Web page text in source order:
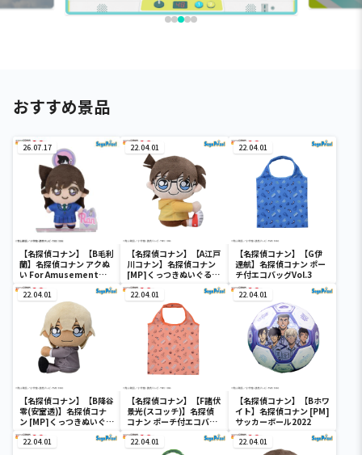
おすすめ景品
26.07.17
【名探偵コナン】【B毛利
蘭】名探偵コナン アクぬ
い For Amusement
Vol.1（EX）
22.04.01
【名探偵コナン】【A江戸
川コナン】名探偵コナン
[MP]くっつきぬいぐる
み“コナン&降谷&高木&
佐藤”
22.04.01
【名探偵コナン】【G伊
達航】名探偵コナン ポー
チ付エコバッグVol.3
22.04.01
【名探偵コナン】【B降谷
零(安室透)】名探偵コナ
ン [MP]くっつきぬいぐる
み“コナン&降谷&高木&
佐藤”
22.04.01
【名探偵コナン】【F諸伏
景光(スコッチ)】名探偵
コナン ポーチ付エコバッ
グVol.3
22.04.01
【名探偵コナン】【Bホワ
イト】名探偵コナン [PM]
サッカーボール2022
22.04.01 22.04.01 22.04.01